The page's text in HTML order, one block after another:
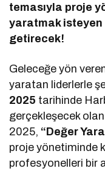
temasıyla proje
yaratmak
getirecek!
Geleceğe yön
yaratan liderlerle
2025 tarihinde
gerçekleşecek
2025, “Değer
proje yönetiminde
profesyonelleri bir